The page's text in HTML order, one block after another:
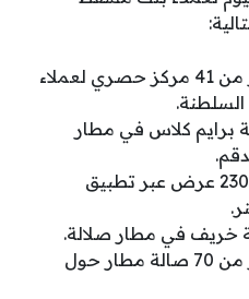
إمكانية الدخول إلى أكثر من 41 مركز حصري لعملاء
برايم كلاس في مطار
الاستفادة من أكثر من 2300 عرض عبر تطبيق
خريف في مطار صلالة.
إمكانية الدخول إلى أكثر من 70 صالة مطار حول